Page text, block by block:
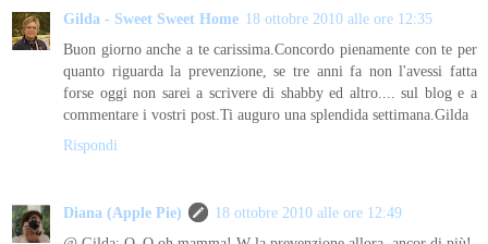
Gilda - Sweet Sweet Home 18 ottobre 2010 alle ore 12:35
Buon giorno anche a te carissima.Concordo pienamente con te per
quanto riguarda la prevenzione, se tre anni fa non l'avessi fatta
forse oggi non sarei a scrivere di shabby ed altro.... sul blog e a
commentare i vostri post.Ti auguro una splendida settimana.Gilda
Rispondi
Diana (Apple Pie)
18 ottobre 2010 alle ore 12:49